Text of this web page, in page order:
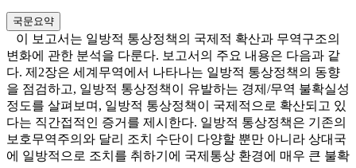
국문요약
이 보고서는 일방적 통상정책의 국제적 확산과 무역구조의
변화에 관한 분석을 다룬다. 보고서의 주요 내용은 다음과 같
다. 제2장은 세계무역에서 나타나는 일방적 통상정책의 동향
을 점검하고, 일방적 통상정책이 유발하는 경제/무역 불확실성
정도를 살펴보며, 일방적 통상정책이 국제적으로 확산되고 있
다는 직간접적인 증거를 제시한다. 일방적 통상정책은 기존의
보호무역주의와 달리 조치 수단이 다양할 뿐만 아니라 상대국
에 일방적으로 조치를 취하기에 국제통상 환경에 매우 큰 불확